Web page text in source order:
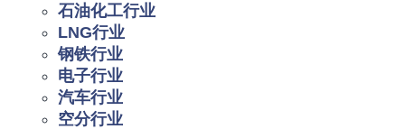
石油化工行业
LNG行业
钢铁行业
电子行业
汽车行业
空分行业